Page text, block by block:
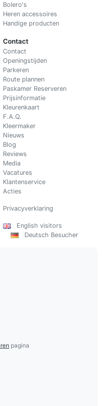
Bolero's
Heren accessoires
Handige producten
Contact
Contact
Openingstijden
Parkeren
Route plannen
Paskamer Reserveren
Prijsinformatie
Kleurenkaart
F.A.Q.
Kleermaker
Nieuws
Blog
Reviews
Media
Vacatures
Klantenservice
Acties
Privacyverklaring
English visitors
Deutsch Besucher
pagina